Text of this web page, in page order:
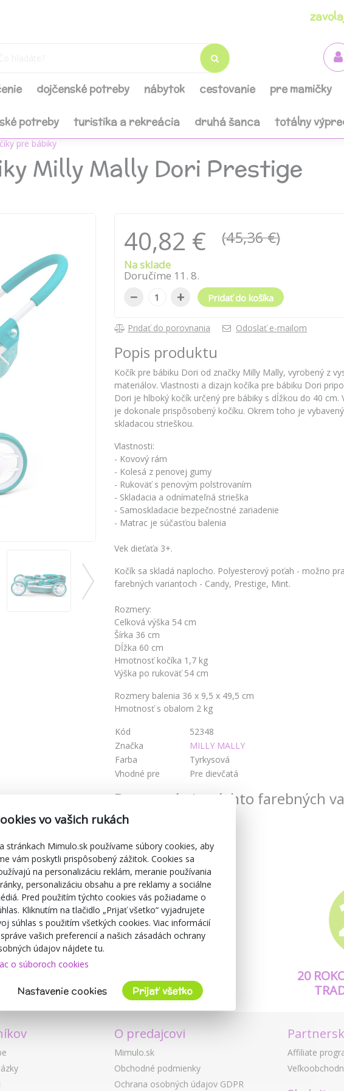
dojčenské potreby nábytok cestovanie pre mamičky
potreby turistika a rekreácia druhá šanca totálny
pre bábiky
Milly Mally Dori Prestige
40,82 € (45,36 €)
Na sklade
Doručíme 11 . 8.
− + Pridať do košíka
Pridať do porovnania Odoslať e-mailom
Popis produktu
Kočík pre bábiku Dori od značky Milly Mally, vyrobený z
materiálov. Vlastnosti a dizajn kočíka pre bábiku Dori
Dori je hlboký kočík určený pre bábiky s dĺžkou do 40
je dokonale prispôsobený kočíku. Okrem toho je
skladacou strieškou.
Vlastnosti:
- Kovový rám
- Kolesá z penovej gumy
- Rukoväť s penovým polstrovaním
- Skladacia a odnímateľná strieška
- Samoskladacie bezpečnostné zariadenie
- Matrac je súčasťou balenia
Vek dieťaťa 3+.
Kočík sa skladá naplocho. Polyesterový poťah - možno
farebných variantoch - Candy, Prestige, Mint.
Rozmery:
Celková výška 54 cm
Šírka 36 cm
Dĺžka 60 cm
Hmotnosť kočíka 1,7 kg
Výška po rukoväť 54 cm
Rozmery balenia 36 x 9,5 x 49,5 cm
Hmotnosť s obalom 2 kg
Kód
52348
Značka
MILLY MALLY
Farba
Tyrkysová
Vhodné pre
Pre dievčatá
Dostupné aj v týchto farebných
PRODUKTY
A KVALITA
20
O predajcovi
Mimulo.sk
Obchodné podmienky
Ochrana osobných údajov GDPR
Affiliate
vo vašich rukách
stránkach Mimulo.sk používame súbory cookies, aby
vám poskytli prispôsobený zážitok. Cookies sa
na personalizáciu reklám, meranie používania
personalizáciu obsahu a pre reklamy a sociálne
Pred použitím týchto cookies vás požiadame o
Kliknutím na tlačidlo „Prijať všetko“ vyjadrujete
súhlas s použitím všetkých cookies. Viac informácií
vašich preferencií a našich zásadách ochrany
údajov nájdete tu.
o súboroch cookies
Nastavenie cookies Prijať všetko